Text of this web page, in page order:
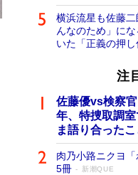
横浜流星も佐藤
んなのため」に
いた「正義の押し
注
佐藤優vs検察
年、特捜取調
ま語り合ったこ
肉乃小路ニクヨ
5冊
新潮QUE